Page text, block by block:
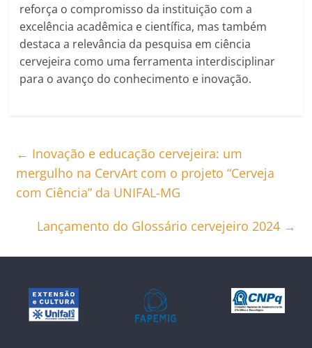
reforça o compromisso da instituição com a
excelência acadêmica e científica, mas também
destaca a relevância da pesquisa em ciência
cervejeira como uma ferramenta interdisciplinar
para o avanço do conhecimento e inovação.
← Inovação e educação cervejeira: um
mergulho na CervArt com o projeto “Cerveja
com Ciência” da UNIFAL-MG
Lançamento do Glossário cervejeiro 2024 →